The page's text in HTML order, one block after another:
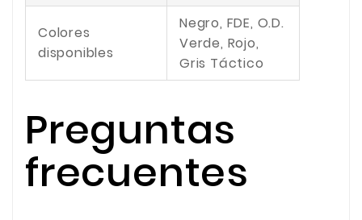
Colores
disponibles
Negro, FDE, O.D.
Verde, Rojo,
Gris Táctico
Preguntas
frecuentes